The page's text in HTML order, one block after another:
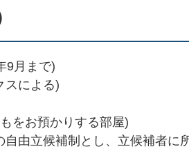
9月まで)
スによる)
をお預かりする部屋)
由立候補制とし、立候補者に